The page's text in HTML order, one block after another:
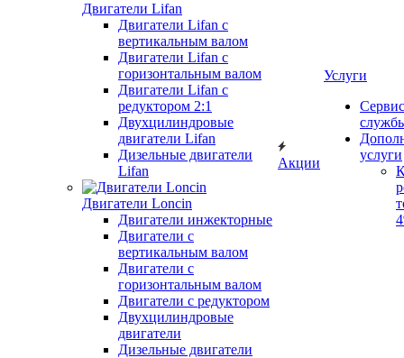
Двигатели Lifan
Двигатели Lifan с
вертикальным валом
Двигатели Lifan с
горизонтальным валом
Двигатели Lifan с
редуктором 2:1
Двухцилиндровые
двигатели Lifan
Дизельные двигатели
Lifan
Двигатели Loncin
Двигатели инжекторные
Двигатели с
вертикальным валом
Двигатели с
горизонтальным валом
Двигатели с редуктором
Двухцилиндровые
двигатели
Дизельные двигатели
Акции
Услуги
услуги